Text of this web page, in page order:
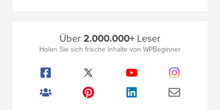
Seitenleistenmenü
Über2.000.000+ Leser
Holen Sie sich frische Inhalte von WPBeginner